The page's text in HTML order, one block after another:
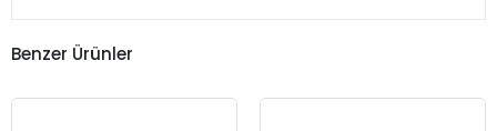
Benzer Ürünler